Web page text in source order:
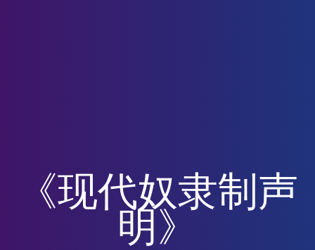
《现代奴隶制声
明》